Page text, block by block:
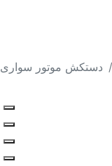
دستکش موتور سواری sport سایز XL